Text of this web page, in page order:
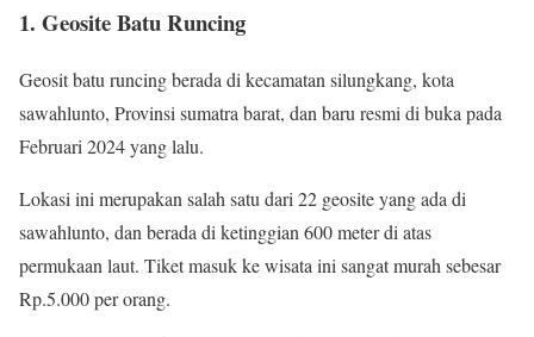
1. Geosite Batu Runcing
Geosit batu runcing berada di kecamatan silungkang, kota
sawahlunto, Provinsi sumatra barat, dan baru resmi di buka pada
Februari 2024 yang lalu.
Lokasi ini merupakan salah satu dari 22 geosite yang ada di
sawahlunto, dan berada di ketinggian 600 meter di atas
permukaan laut. Tiket masuk ke wisata ini sangat murah sebesar
Rp.5.000 per orang.